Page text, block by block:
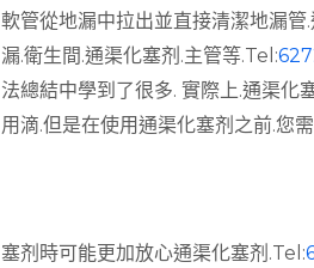
軟管從地漏中拉出並直接清潔地漏
漏.衛生間.通渠化塞剂.主管等.Tel:
法總結中學到了很多. 實際上.通渠化
用滴.但是在使用通渠化塞剂之前.您
塞剂時可能更加放心通渠化塞剂.Tel: